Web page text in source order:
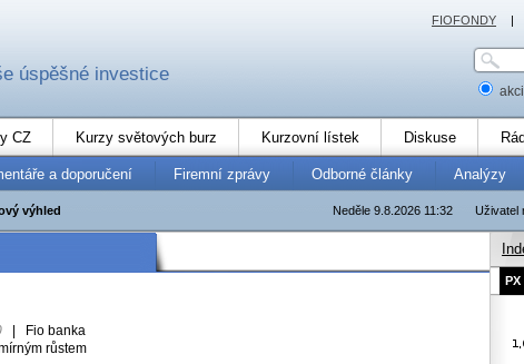
úspěšné investice
CZ Kurzy světových burz Kurzovní lístek Diskuse
a doporučení Firemní zprávy Odborné články Analýzy
Uživatel
Neděle 9.8.2026 11:32
výhled
Fio banka
růstem
PX
FIOFONDY |